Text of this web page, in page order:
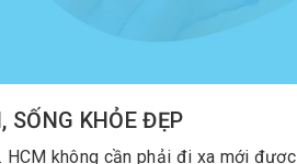
SỐNG KHỎE ĐẸP
HCM không cần phải đi xa mới